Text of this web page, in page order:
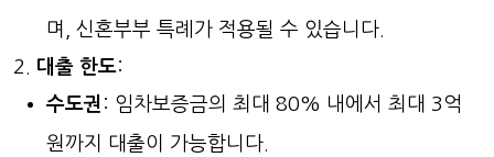
며, 신혼부부 특례가 적용될 수 있습니다.
대출 한도:
수도권 : 임차보증금의 최대 80% 내에서 최대 3억
원까지 대출이 가능합니다.